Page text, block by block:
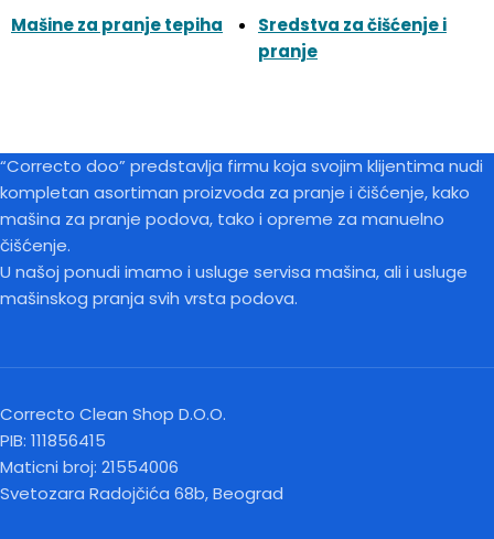
Mašine za pranje tepiha
Sredstva za čišćenje i
pranje
“Correcto doo” predstavlja firmu koja svojim klijentima nudi
kompletan asortiman proizvoda za pranje i čišćenje, kako
mašina za pranje podova, tako i opreme za manuelno
čišćenje.
U našoj ponudi imamo i usluge servisa mašina, ali i usluge
mašinskog pranja svih vrsta podova.
Correcto Clean Shop D.O.O.
PIB: 111856415
Maticni broj: 21554006
Svetozara Radojčića 68b, Beograd